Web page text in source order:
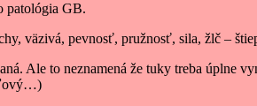
patológia GB.
väzivá, pevnosť, pružnosť, sila, žlč –
Ale to neznamená že tuky treba